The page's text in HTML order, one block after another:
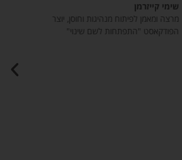
שימי קייזרמן
מרצה ומאמן לפיתוח מנהיגות וחוסן, יוצר
הפודקאסט "התפתחות לשם שינוי"